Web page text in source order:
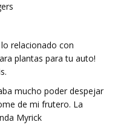
relacionado con
plantas para tu auto!
mucho poder despejar
de mi frutero. La
Myrick